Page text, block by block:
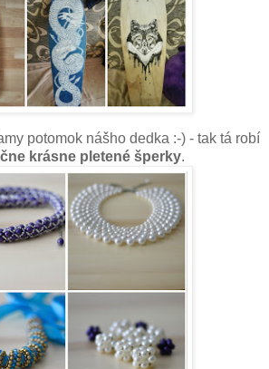
potomok nášho dedka :-) - tak tá robí
krásne pletené šperky.